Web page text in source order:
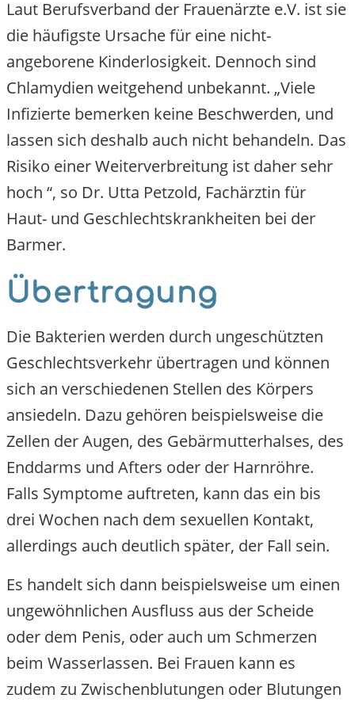
Laut Berufsverband der Frauenärzte e.V. ist sie
die häufigste Ursache für eine nicht-
angeborene Kinderlosigkeit. Dennoch sind
Chlamydien weitgehend unbekannt. „Viele
Infizierte bemerken keine Beschwerden, und
lassen sich deshalb auch nicht behandeln. Das
Risiko einer Weiterverbreitung ist daher sehr
hoch “, so Dr. Utta Petzold, Fachärztin für
Haut- und Geschlechtskrankheiten bei der
Barmer.
Übertragung
Die Bakterien werden durch ungeschützten
Geschlechtsverkehr übertragen und können
sich an verschiedenen Stellen des Körpers
ansiedeln. Dazu gehören beispielsweise die
Zellen der Augen, des Gebärmutterhalses, des
Enddarms und Afters oder der Harnröhre.
Falls Symptome auftreten, kann das ein bis
drei Wochen nach dem sexuellen Kontakt,
allerdings auch deutlich später, der Fall sein.
Es handelt sich dann beispielsweise um einen
ungewöhnlichen Ausfluss aus der Scheide
oder dem Penis, oder auch um Schmerzen
beim Wasserlassen. Bei Frauen kann es
zudem zu Zwischenblutungen oder Blutungen